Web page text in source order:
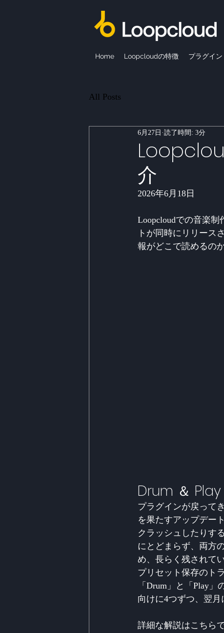
Home Loopcloudの特徴 プラグイン
All Posts
介
6月27日 読了時間: 3分
2026年6月18日
Loopcloudでの音楽
トが同時にリリース
報がどこで読めるの
Drum ＆
プラグインが戻って
を果たすアップデー
クラッシュしたりす
にとどまらず、両方
め、長らく残されて
プリセット保存のト
「Drum」と「Play
向けに4つずつ、翌月
詳細な解説はこちら